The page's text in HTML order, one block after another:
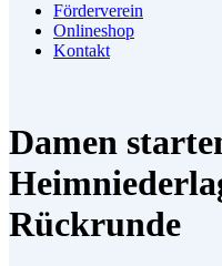
Förderverein
Onlineshop
Kontakt
Damen
Rückrunde